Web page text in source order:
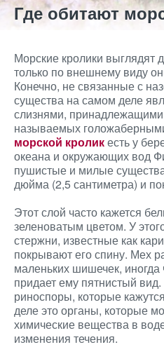
Где обитают
Морские кролики выглядят
только по внешнему виду
Конечно, не связанные с
существа на самом деле
слизнями,
называемых
морской кроликесть у
океана и окружающих вод
пушистые и милые
дюйма (2,5 сантиметра) и
Этот слой часто кажется
зеленоватым цветом. У
стержни, известные как
покрывают его спину. Мех
маленьких шишечек, иногда
придает ему пятнистый
риноспоры, которые
деле это органы, которые
химические вещества в
изменения течения.